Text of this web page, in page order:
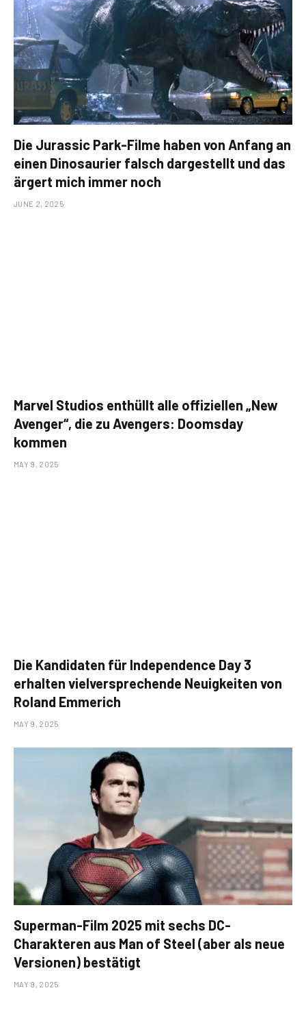
Die Jurassic Park-Filme haben von Anfang an
einen Dinosaurier falsch dargestellt und das
ärgert mich immer noch
JUNE 2, 2025
Marvel Studios enthüllt alle offiziellen „New
Avenger“, die zu Avengers: Doomsday
kommen
MAY 9, 2025
Die Kandidaten für Independence Day 3
erhalten vielversprechende Neuigkeiten von
Roland Emmerich
MAY 9, 2025
Superman-Film 2025 mit sechs DC-
Charakteren aus Man of Steel (aber als neue
Versionen) bestätigt
MAY 9, 2025